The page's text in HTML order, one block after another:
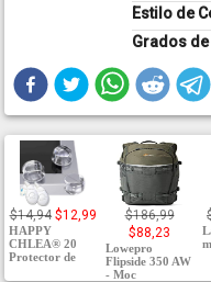
Estilo de
Grados
$14,94 $12,99
HAPPY
CHLEA® 20
Protector de
$186,99
$88,23
Lowepro
Flipside 350 AW
- Moc